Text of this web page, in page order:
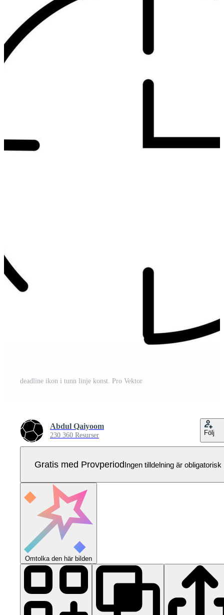
deadline ikon i tunn linje konst. Pro Vektor
Abdul Qaiyoom
230 360 Resurser Följ
Gratis med ProvperiodIngen tilldelning är obligatorisk
Omtolka den här bilden